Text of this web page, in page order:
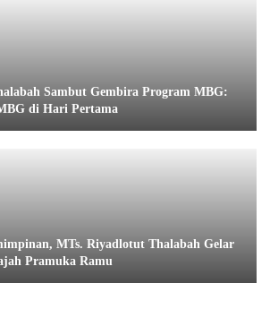
Sambut Gembira Program MBG:
di Hari Pertama
MTs. Riyadlotut Thalabah Gelar
Pramuka Ramu